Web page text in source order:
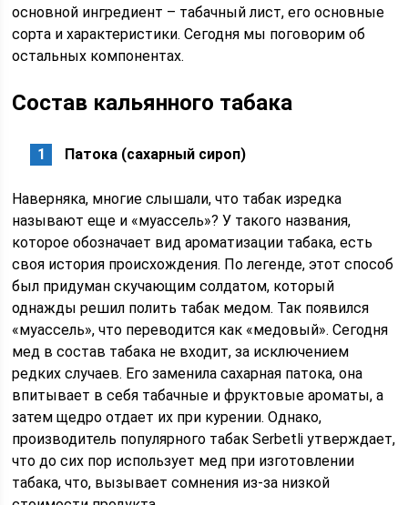
основной ингредиент – табачный лист, его основные
сорта и характеристики. Сегодня мы поговорим об
остальных компонентах.
Состав кальянного табака
Патока (сахарный сироп)
Наверняка, многие слышали, что табак изредка
называют еще и «муассель»? У такого названия,
которое обозначает вид ароматизации табака, есть
своя история происхождения. По легенде, этот способ
был придуман скучающим солдатом, который
однажды решил полить табак медом. Так появился
«муассель», что переводится как «медовый». Сегодня
мед в состав табака не входит, за исключением
редких случаев. Его заменила сахарная патока, она
впитывает в себя табачные и фруктовые ароматы, а
затем щедро отдает их при курении. Однако,
производитель популярного табак Serbetli утверждает,
что до сих пор использует мед при изготовлении
табака, что, вызывает сомнения из-за низкой